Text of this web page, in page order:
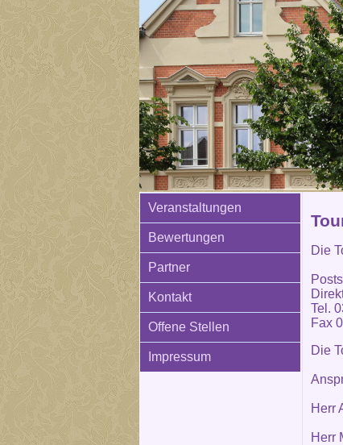
Veranstaltungen
Bewertungen
Partner
Kontakt
Offene Stellen
Impressum
Die
Tel.
Fax
Die
Herr
Herr